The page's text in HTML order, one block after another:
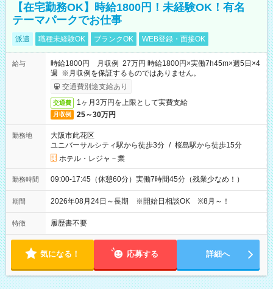
【在宅勤務OK】時給1800円！未経験OK！有名
テーマパークでお仕事
派遣 職種未経験OK ブランクOK WEB登録・面接OK
給与
時給1800円 月収例 27万円 時給1800円×実働7h45m×週5日×4
週 ※月収例を保証するものではありません。
交通費別途支給あり
交通費 1ヶ月3万円を上限として実費支給
月収例 25～30万円
勤務地
大阪市此花区
ユニバーサルシティ駅から徒歩3分 / 桜島駅から徒歩15分
ホテル・レジャ－業
勤務時間 09:00-17:45（休憩60分）実働7時間45分（残業少なめ！）
期間 2026年08月24日～長期 ※開始日相談OK ※8月～！
特徴 履歴書不要
気になる！ 応募する 詳細へ